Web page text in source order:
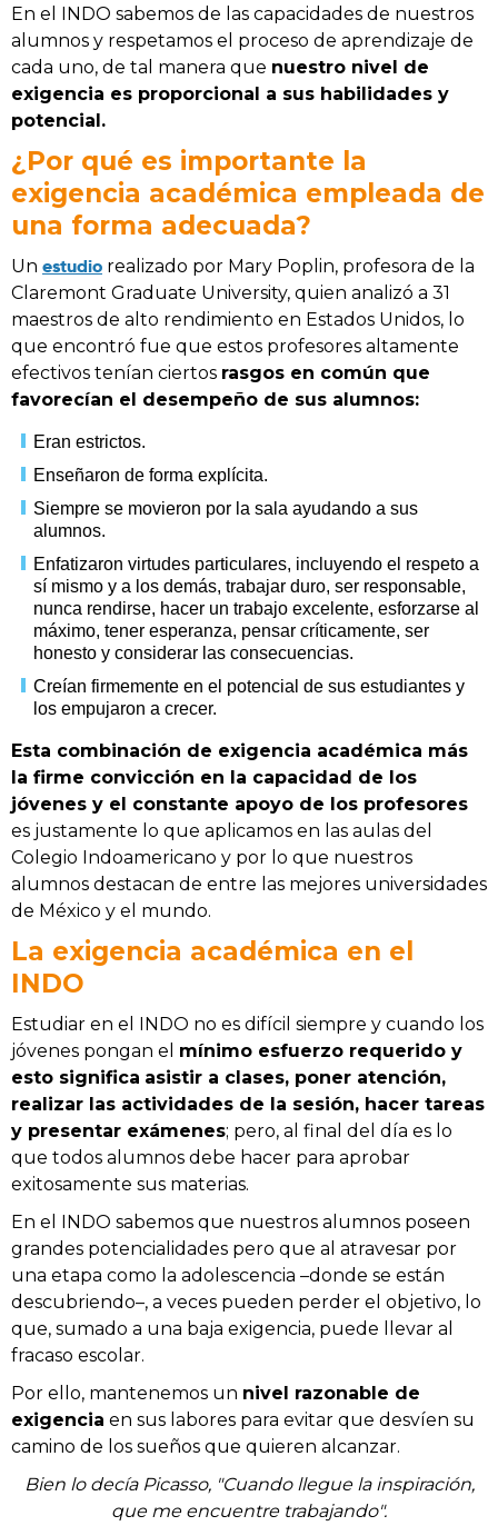
En el INDO sabemos de las capacidades de nuestros
alumnos y respetamos el proceso de aprendizaje de
cada uno, de tal manera que nuestro nivel de
exigencia es proporcional a sus habilidades y
potencial.
¿Por qué es importante la
exigencia académica empleada de
una forma adecuada?
Un estudio realizado por Mary Poplin, profesora de la
Claremont Graduate University, quien analizó a 31
maestros de alto rendimiento en Estados Unidos, lo
que encontró fue que estos profesores altamente
efectivos tenían ciertos rasgos en común que
favorecían el desempeño de sus alumnos:
Eran estrictos.
Enseñaron de forma explícita.
Siempre se movieron por la sala ayudando a sus
alumnos.
Enfatizaron virtudes particulares, incluyendo el respeto a
sí mismo y a los demás, trabajar duro, ser responsable,
nunca rendirse, hacer un trabajo excelente, esforzarse al
máximo, tener esperanza, pensar críticamente, ser
honesto y considerar las consecuencias.
Creían firmemente en el potencial de sus estudiantes y
los empujaron a crecer.
Esta combinación de exigencia académica más
la firme convicción en la capacidad de los
jóvenes y el constante apoyo de los profesores
es justamente lo que aplicamos en las aulas del
Colegio Indoamericano y por lo que nuestros
alumnos destacan de entre las mejores universidades
de México y el mundo.
La exigencia académica en el
INDO
Estudiar en el INDO no es difícil siempre y cuando los
jóvenes pongan el mínimo esfuerzo requerido y
esto significa asistir a clases, poner atención,
realizar las actividades de la sesión, hacer tareas
y presentar exámenes; pero, al final del día es lo
que todos alumnos debe hacer para aprobar
exitosamente sus materias.
En el INDO sabemos que nuestros alumnos poseen
grandes potencialidades pero que al atravesar por
una etapa como la adolescencia –donde se están
descubriendo–, a veces pueden perder el objetivo, lo
que, sumado a una baja exigencia, puede llevar al
fracaso escolar.
Por ello, mantenemos un nivel razonable de
exigencia en sus labores para evitar que desvíen su
camino de los sueños que quieren alcanzar.
Bien lo decía Picasso, "Cuando llegue la inspiración,
que me encuentre trabajando".